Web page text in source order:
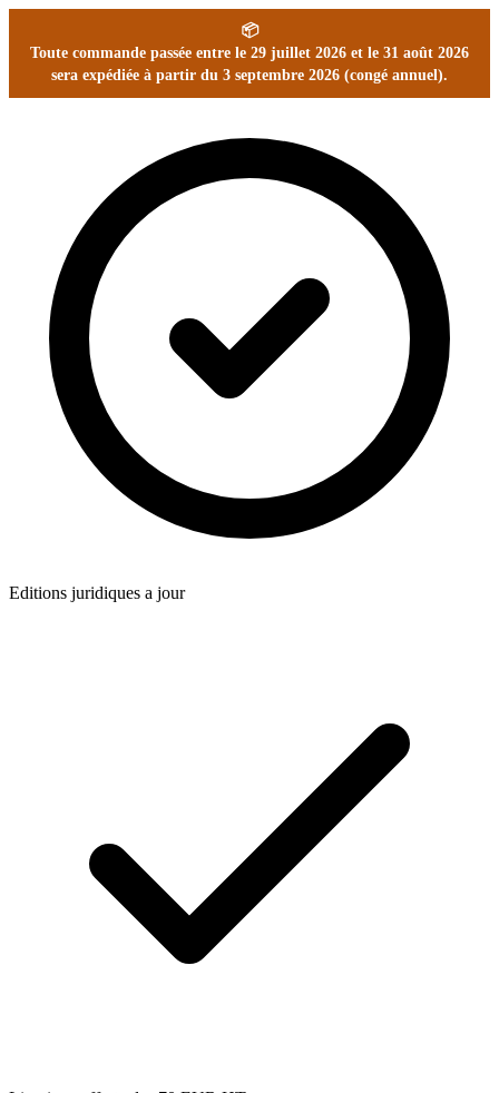
📦
Toute commande passée entre le 29 juillet 2026 et le 31 août 2026
sera expédiée à partir du 3 septembre 2026 (congé annuel).
Editions juridiques a jour